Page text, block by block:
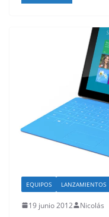
EQUIPOS LANZAMIENTOS
19 junio 2012 Nicolás